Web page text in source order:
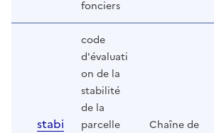
fonciers
stabi
code
d'évaluati
on de la
stabilité
de la
parcelle
Chaîne de